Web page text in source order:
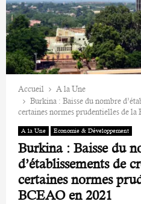
Accueil
A la Une
Burkina : Baisse du nombre
certaines normes prudentielles de la
A la Une Economie & Développement
Burkina : Baisse du
d’établissements de
certaines normes
BCEAO en 2021